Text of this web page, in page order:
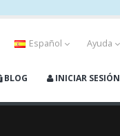
Español Ayuda
BLOG INICIAR SESIÓN